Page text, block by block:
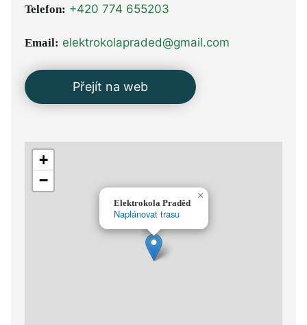
Telefon: +420 774 655203
Email: elektrokolapraded@gmail.com
Přejít na web
Elektrokola Praděd
Naplánovat trasu
×
+
−